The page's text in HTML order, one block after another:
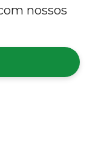
nossos